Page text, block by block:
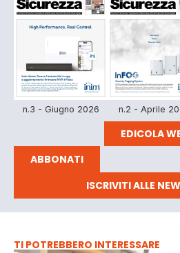
n.3 - Giugno 2026 n.2 - Aprile
EDICOLA
ABBONATI
ISCRIVITI ALLE
TI POTREBBERO INTERESSARE